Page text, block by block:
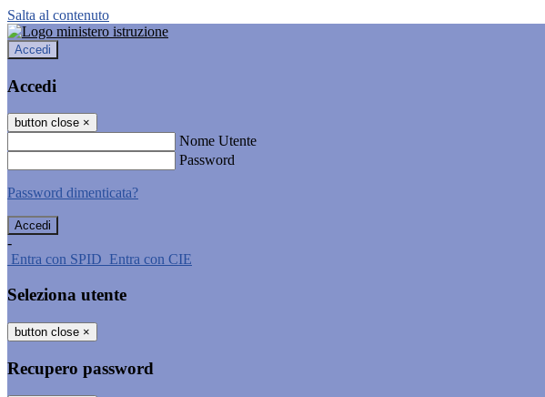
Salta al contenuto
Accedi
Accedi
button close ×
Nome Utente
Password
Password dimenticata?
-
Entra con SPID Entra con CIE
Seleziona utente
button close ×
Recupero password